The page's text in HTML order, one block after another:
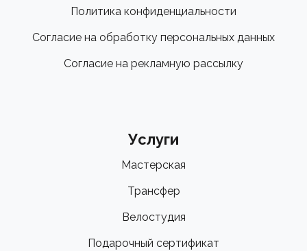
Политика конфиденциальности
Согласие на обработку персональных данных
Согласие на рекламную рассылку
Услуги
Мастерская
Трансфер
Велостудия
Подарочный сертификат